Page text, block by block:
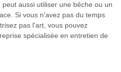
aussi utiliser une bêche ou un
Si vous n'avez pas du temps
pas l'art, vous pouvez
spécialisée en entretien de